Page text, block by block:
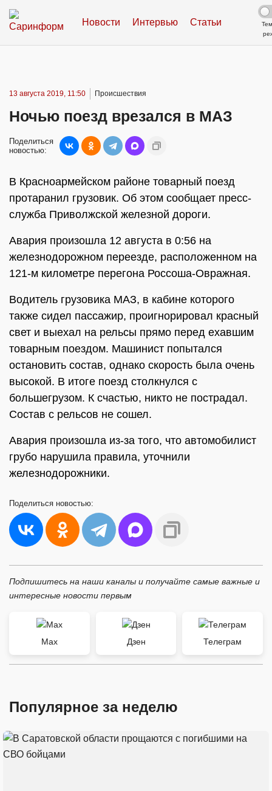
Новости Интервью Статьи
13 августа 2019, 11:50 Происшествия
Ночью поезд врезался в МАЗ
Поделиться
новостью:
В Красноармейском районе товарный поезд
протаранил грузовик. Об этом сообщает пресс-
служба Приволжской железной дороги.
Авария произошла 12 августа в 0:56 на
железнодорожном переезде, расположенном на
121-м километре перегона Россоша-Овражная.
Водитель грузовика МАЗ, в кабине которого
также сидел пассажир, проигнорировал красный
свет и выехал на рельсы прямо перед ехавшим
товарным поездом. Машинист попытался
остановить состав, однако скорость была очень
высокой. В итоге поезд столкнулся с
большегрузом. К счастью, никто не пострадал.
Состав с рельсов не сошел.
Авария произошла из-за того, что автомобилист
грубо нарушила правила, уточнили
железнодорожники.
Поделиться новостью:
Подпишитесь на наши каналы и получайте самые важные и
интересные новости первым
Max Дзен Телеграм
Популярное за неделю